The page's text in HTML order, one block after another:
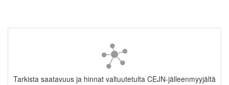
Tarkista saatavuus ja hinnat valtuutetulta CEJN-jälleenmyyjältä